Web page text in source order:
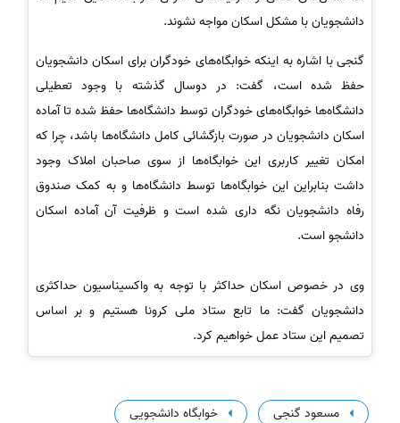
دانشجویان با مشکل اسکان مواجه نشوند.
گنجی با اشاره به اینکه خوابگاه‌های خودگران برای اسکان دانشجویان
حفظ شده است، گفت: در دوسال گذشته با وجود تعطیلی
دانشگاه‌ها خوابگاه‌های خودگران توسط دانشگاه‌ها حفظ شده تا آماده
اسکان دانشجویان در صورت بازگشائی کامل دانشگاه‌ها باشد، چرا که
امکان تغییر کاربری این خوابگاه‌ها از سوی صاحبان املاک وجود
داشت بنابراین این خوابگاه‌ها توسط دانشگاه‌ها و به کمک صندوق
رفاه دانشجویان نگه داری شده است و ظرفیت آن آماده اسکان
دانشجو است.
وی در خصوص اسکان حداکثر با توجه به واکسیناسیون حداکثری
دانشجویان گفت: ما تابع ستاد ملی کرونا هستیم و بر اساس
تصمیم این ستاد عمل خواهیم کرد.
مسعود گنجی خوابگاه دانشجویی